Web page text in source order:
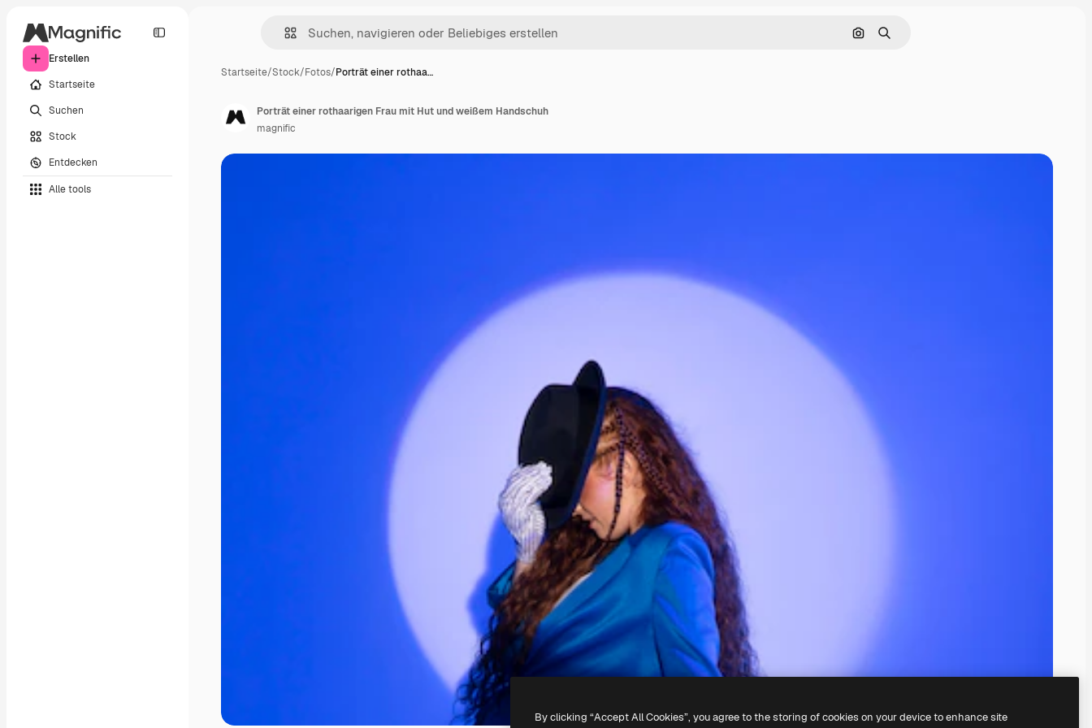
Erstellen
Startseite
Suchen
Stock
Entdecken
Alle tools
Nach Bild suchen
Suchen
Startseite/Stock/Fotos/Porträt einer rothaa…
Porträt einer rothaarigen Frau mit Hut und weißem Handschuh
magnific
By clicking “Accept All Cookies”, you agree to the storing of cookies on your device to enhance site